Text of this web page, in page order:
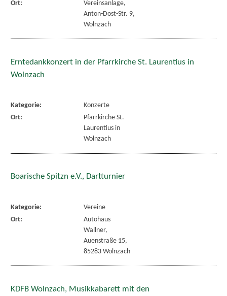
Ort:
Vereinsanlage,
Anton-Dost-Str. 9,
Wolnzach
Erntedankkonzert in der Pfarrkirche St. Laurentius in
Wolnzach
Kategorie:
Konzerte
Ort:
Pfarrkirche St.
Laurentius in
Wolnzach
Boarische Spitzn e.V., Dartturnier
Kategorie:
Vereine
Ort:
Autohaus
Wallner,
Auenstraße 15,
85283 Wolnzach
KDFB Wolnzach, Musikkabarett mit den